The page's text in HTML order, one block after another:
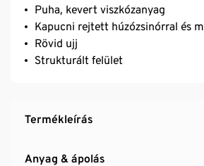
Puha, kevert viszkózanyag
Kapucni rejtett húzózsinórral és
Rövid ujj
Strukturált felület
Termékleírás
Anyag & ápolás